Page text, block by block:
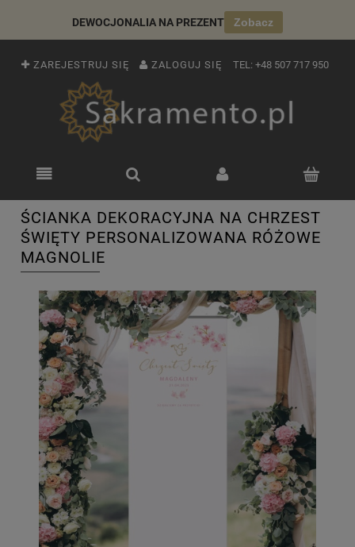
DEWOCJONALIA NA PREZENT Zobacz
ZAREJESTRUJ SIĘ ZALOGUJ SIĘ TEL: +48 507 717 950
ŚCIANKA DEKORACYJNA NA CHRZEST
ŚWIĘTY PERSONALIZOWANA RÓŻOWE
MAGNOLIE